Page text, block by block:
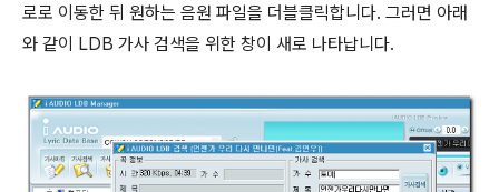
로로 이동한 뒤 원하는 음원 파일을 더블클릭합니다. 그러면 아래
와 같이 LDB 가사 검색을 위한 창이 새로 나타납니다.